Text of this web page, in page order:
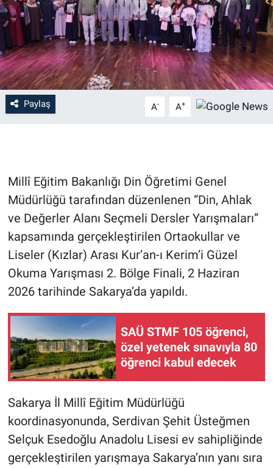
Paylaş A- A+
Millî Eğitim Bakanlığı Din Öğretimi Genel
Müdürlüğü tarafından düzenlenen “Din, Ahlak
ve Değerler Alanı Seçmeli Dersler Yarışmaları”
kapsamında gerçekleştirilen Ortaokullar ve
Liseler (Kızlar) Arası Kur’an-ı Kerim’i Güzel
Okuma Yarışması 2. Bölge Finali, 2 Haziran
2026 tarihinde Sakarya’da yapıldı.
SAÜ STMF 105 öğrenci,
özel yetenek sınavıyla 80
öğrenci kabul edecek
Sakarya İl Millî Eğitim Müdürlüğü
koordinasyonunda, Serdivan Şehit Üsteğmen
Selçuk Esedoğlu Anadolu Lisesi ev sahipliğinde
gerçekleştirilen yarışmaya Sakarya’nın yanı sıra